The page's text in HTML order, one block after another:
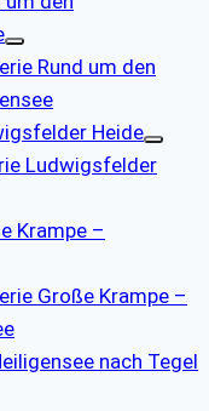
Rund um den
Heide
Ludwigsfelder
Krampe –
Große Krampe –
nach Tegel